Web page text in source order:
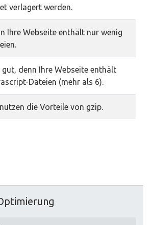
verlagert werden.
Ihre Webseite enthält nur wenig
denn Ihre Webseite enthält
Dateien (mehr als 6).
die Vorteile von gzip.